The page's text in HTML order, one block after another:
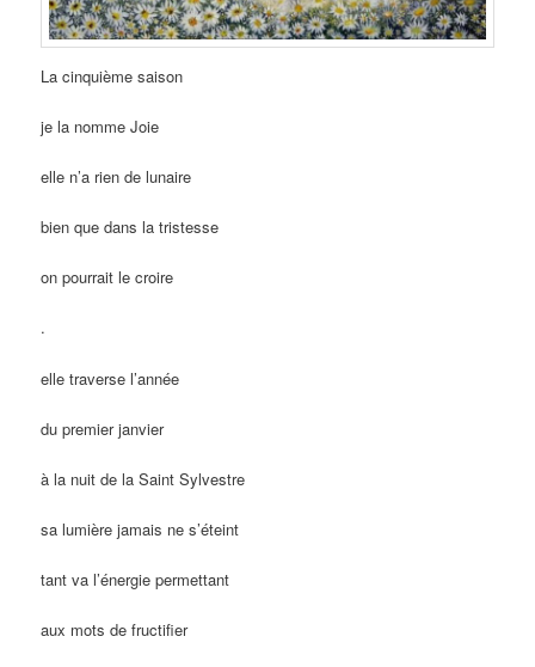
La cinquième saison
je la nomme Joie
elle n’a rien de lunaire
bien que dans la tristesse
on pourrait le croire
.
elle traverse l’année
du premier janvier
à la nuit de la Saint Sylvestre
sa lumière jamais ne s’éteint
tant va l’énergie permettant
aux mots de fructifier